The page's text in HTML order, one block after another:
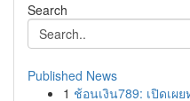
Search
Published News
1 ช้อนเงิน789: เปิดเผ